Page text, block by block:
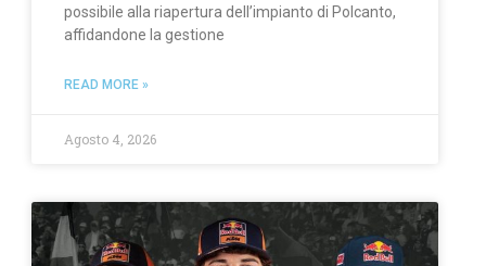
possibile alla riapertura dell’impianto di Polcanto,
affidandone la gestione
READ MORE »
Agosto 4, 2026